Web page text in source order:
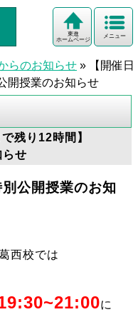
メニュー
東進
ホームページ
らのお知らせ »
【開催日
開授業のお知らせ
残り12時間】
せ
公開授業のお知
西校では
に